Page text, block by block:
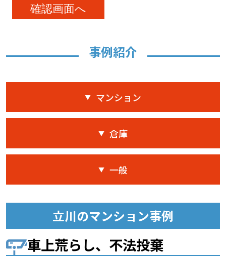
事例紹介
マンション
倉庫
一般
立川のマンション事例
車上荒らし、不法投棄